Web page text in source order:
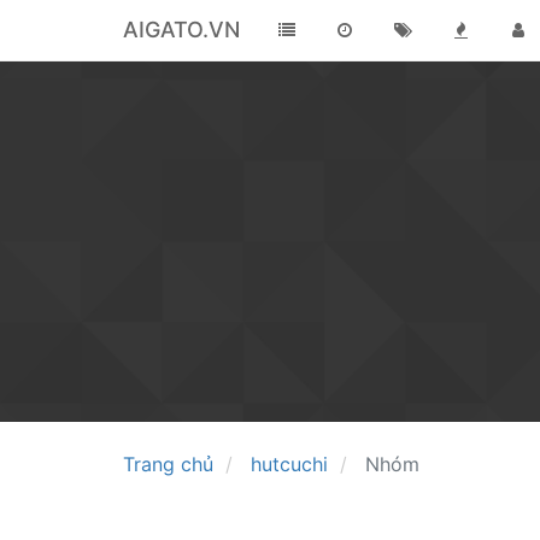
AIGATO.VN
Trang chủ hutcuchi Nhóm